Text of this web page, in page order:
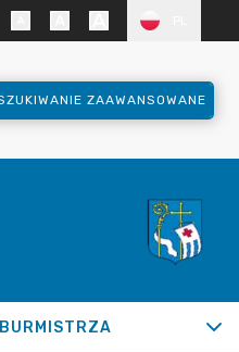
ZAAWANSOWANE